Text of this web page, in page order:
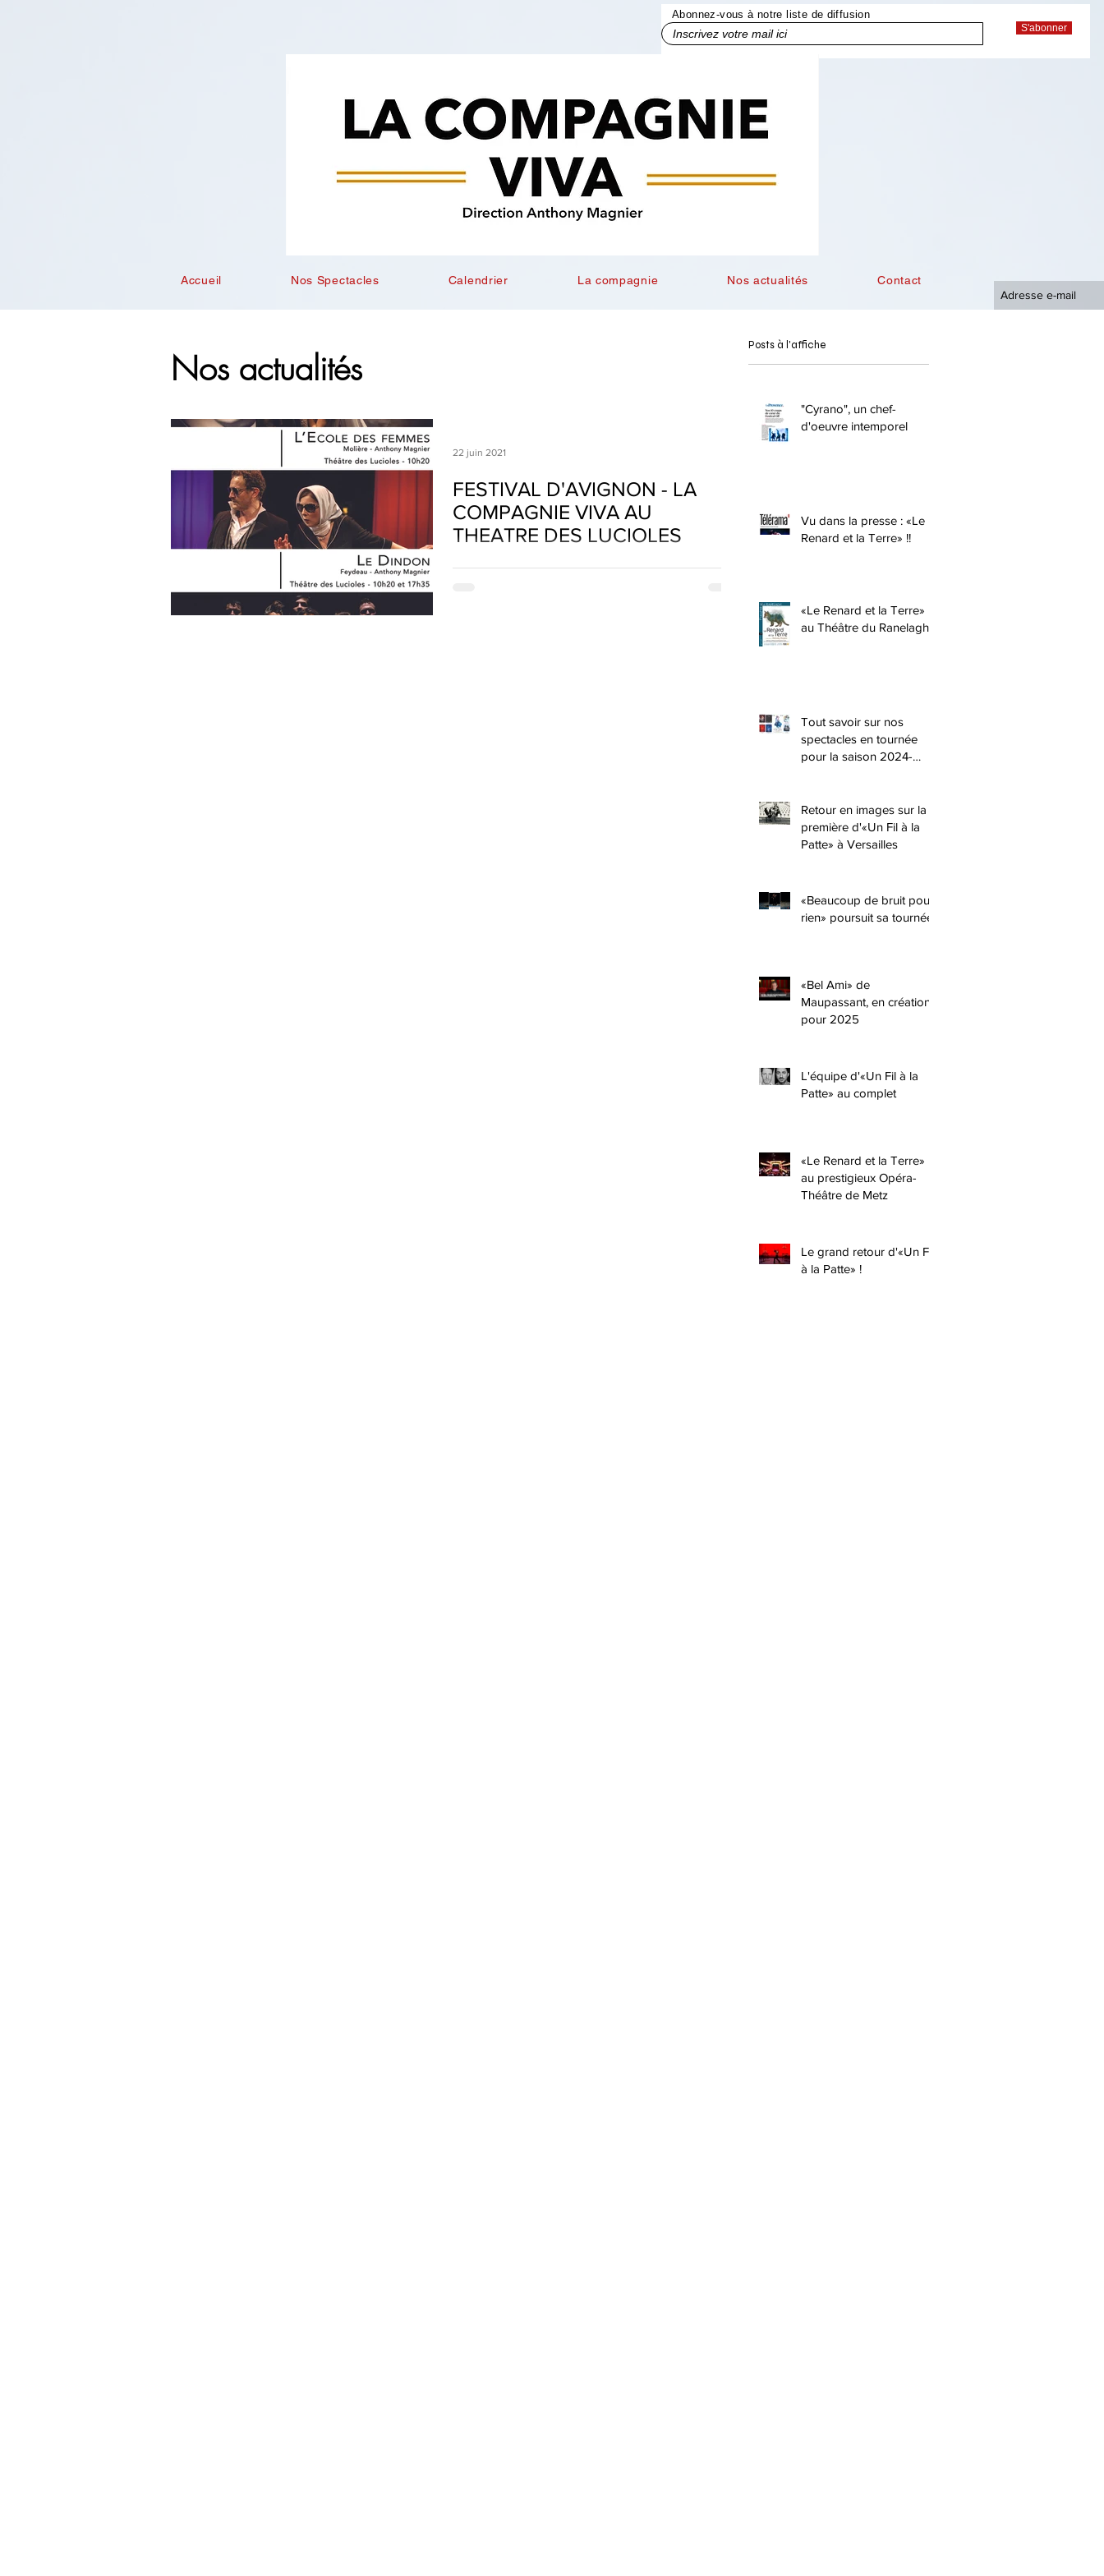
Abonnez-vous à notre liste de diffusion
Inscrivez votre mail ici
S'abonner
Accueil Nos Spectacles Calendrier La compagnie Nos actualités Contact
Nos actualités
FESTIVAL D'AVIGNON - LA
COMPAGNIE VIVA AU
THEATRE DES LUCIOLES
La compagnie VIVA et Anthony Magnier sont heureux
22 juin 2021
Posts à l'affiche
"Cyrano", un chef-
d'oeuvre intemporel
Vu dans la presse : «Le
Renard et la Terre» !!
«Le Renard et la Terre»
au Théâtre du Ranelagh !
Tout savoir sur nos
spectacles en tournée
pour la saison 2024-
Retour en images sur la
première d'«Un Fil à la
Patte» à Versailles
«Beaucoup de bruit pour
rien» poursuit sa tournée
«Bel Ami» de
Maupassant, en création
pour 2025
L'équipe d'«Un Fil à la
Patte» au complet
«Le Renard et la Terre»
au prestigieux Opéra-
Théâtre de Metz
Le grand retour d'«Un Fil
à la Patte» !